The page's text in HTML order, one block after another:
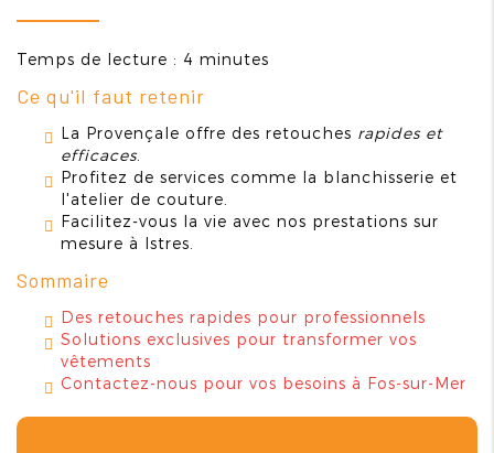
Temps de lecture : 4 minutes
Ce qu'il faut retenir
La Provençale offre des retouches rapides et
efficaces.
Profitez de services comme la blanchisserie et
l'atelier de couture.
Facilitez-vous la vie avec nos prestations sur
mesure à Istres.
Sommaire
Des retouches rapides pour professionnels
Solutions exclusives pour transformer vos
vêtements
Contactez-nous pour vos besoins à Fos-sur-Mer